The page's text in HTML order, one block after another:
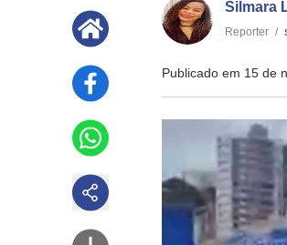
Silmara
Reporter /
Publicado em 15 de